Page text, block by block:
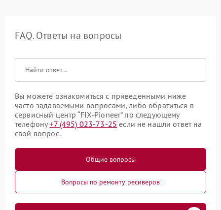
FAQ. Ответы на вопросы
Вы можете ознакомиться с приведенными ниже
часто задаваемыми вопросами, либо обратиться в
сервисный центр “FIX-Pioneer” по следующему
телефону+7 (495) 023-73-25 если не нашли ответ на
свой вопрос.
Общие вопросы
Вопросы по ремонту ресиверов